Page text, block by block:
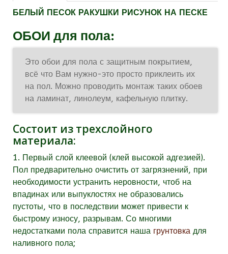
БЕЛЫЙ ПЕСОК РАКУШКИ РИСУНОК НА ПЕСКЕ
ОБОИ для пола:
Это обои для пола с защитным покрытием,
всё что Вам нужно-это просто приклеить их
на пол. Можно проводить монтаж таких обоев
на ламинат, линолеум, кафельную плитку.
Состоит из трехслойного
материала:
1. Первый слой клеевой (клей высокой адгезией).
Пол предварительно очистить от загрязнений, при
необходимости устранить неровности, чтоб на
впадинах или выпуклостях не образовались
пустоты, что в последствии может привести к
быстрому износу, разрывам. Со многими
недостатками пола справится наша грунтовка для
наливного пола;